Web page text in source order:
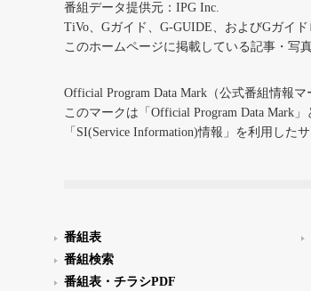
番組データ提供元：IPG Inc.
TiVo、Gガイド、G-GUIDE、およびGガイ
このホームページに掲載している記事・写
Official Program Data Mark（公式番組情報マ
このマークは「Official Program Data Mark
「SI(Service Information)情報」を利用した
番組表
番組検索
番組表・チラシPDF